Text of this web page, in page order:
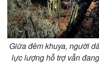
Giữa đêm khuya, người
lực lượng hỗ trợ vẫn